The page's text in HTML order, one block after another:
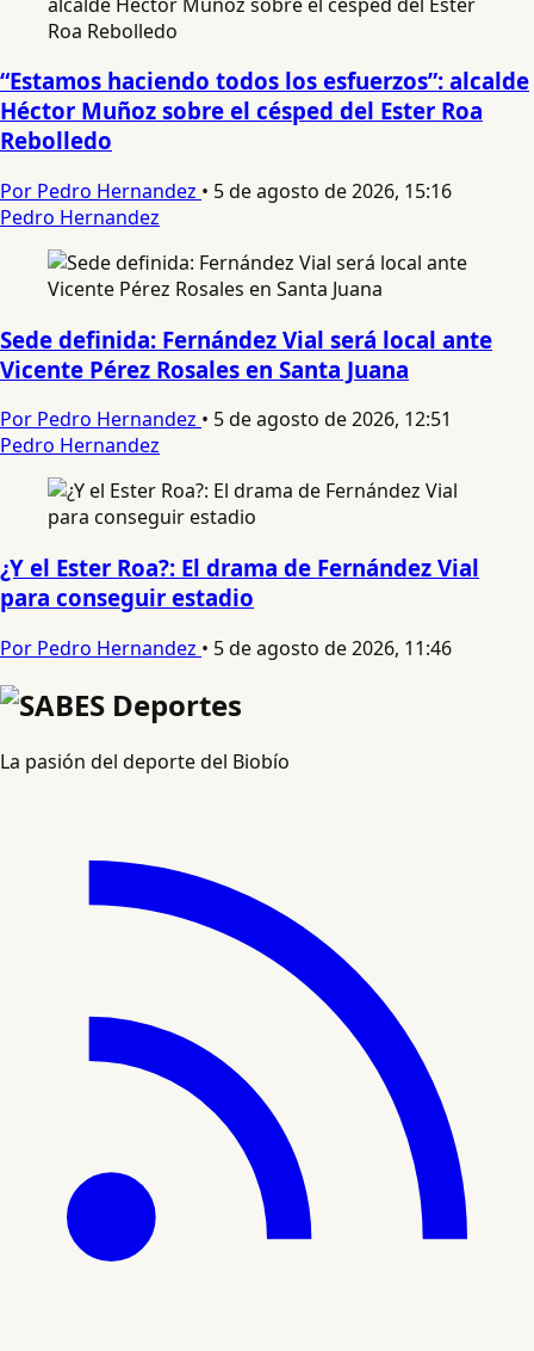
“Estamos haciendo todos los esfuerzos”: alcalde
Héctor Muñoz sobre el césped del Ester Roa
Rebolledo
Por Pedro Hernandez • 5 de agosto de 2026, 15:16
Pedro Hernandez
Sede definida: Fernández Vial será local ante
Vicente Pérez Rosales en Santa Juana
Por Pedro Hernandez • 5 de agosto de 2026, 12:51
Pedro Hernandez
¿Y el Ester Roa?: El drama de Fernández Vial
para conseguir estadio
Por Pedro Hernandez • 5 de agosto de 2026, 11:46
La pasión del deporte del Biobío